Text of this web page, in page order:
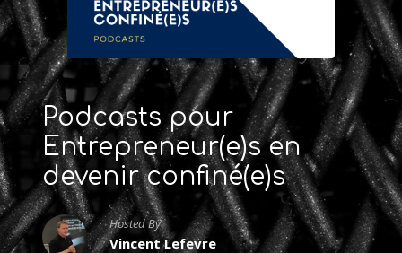
Podcasts pour
Entrepreneur(e)s en
devenir confiné(e)s
Hosted By
Vincent Lefevre